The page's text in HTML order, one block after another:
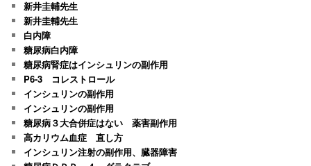
新井圭輔先生
新井圭輔先生
白内障
糖尿病白内障
糖尿病腎症はインシュリンの副作用
P6-3 コレストロール
インシュリンの副作用
インシュリンの副作用
糖尿病３大合併症はない 薬害副作用
高カリウム血症 直し方
インシュリン注射の副作用、臓器障害